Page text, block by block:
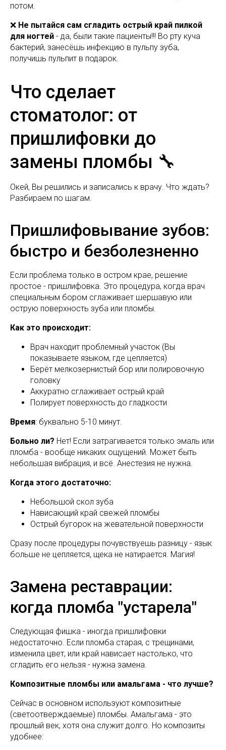
потом.
❌ Не пытайся сам сгладить острый край пилкой
для ногтей - да, были такие пациенты!!! Во рту куча
бактерий, занесёшь инфекцию в пульпу зуба,
получишь пульпит в подарок.
Что сделает
стоматолог: от
пришлифовки до
замены пломбы 🔧
Окей, Вы решились и записались к врачу. Что ждать?
Разбираем по шагам.
Пришлифовывание зубов:
быстро и безболезненно
Если проблема только в остром крае, решение
простое - пришлифовка. Это процедура, когда врач
специальным бором сглаживает шершавую или
острую поверхность зуба или пломбы.
Как это происходит:
Врач находит проблемный участок (Вы
показываете языком, где цепляется)
Берёт мелкозернистый бор или полировочную
головку
Аккуратно сглаживает острый край
Полирует поверхность до гладкости
Время: буквально 5-10 минут.
Больно ли? Нет! Если затрагивается только эмаль или
пломба - вообще никаких ощущений. Может быть
небольшая вибрация, и всё. Анестезия не нужна.
Когда этого достаточно:
Небольшой скол зуба
Нависающий край свежей пломбы
Острый бугорок на жевательной поверхности
Сразу после процедуры почувствуешь разницу - язык
больше не цепляется, щека не натирается. Магия!
Замена реставрации:
когда пломба "устарела"
Следующая фишка - иногда пришлифовки
недостаточно. Если пломба старая, с трещинами,
изменила цвет, или край нависает настолько, что
сгладить его нельзя - нужна замена.
Композитные пломбы или амальгама - что лучше?
Сейчас в основном используют композитные
(светоотверждаемые) пломбы. Амальгама - это
прошлый век, хотя она служит долго. Но композиты
удобнее: